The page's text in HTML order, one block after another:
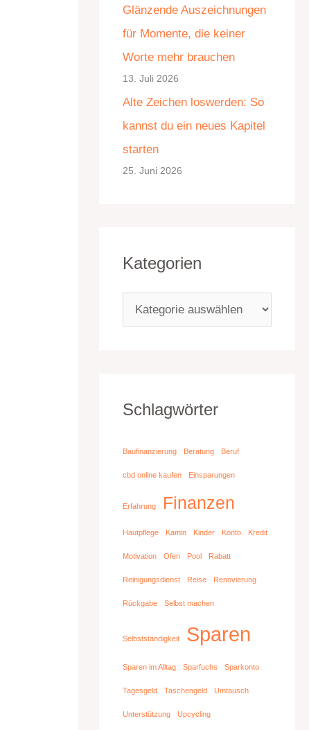
Glänzende Auszeichnungen
für Momente, die keiner
Worte mehr brauchen
13. Juli 2026
Alte Zeichen loswerden: So
kannst du ein neues Kapitel
starten
25. Juni 2026
Kategorien
e
n
Schlagwörter
Baufinanzierung Beratung Beruf
cbd online kaufen Einsparungen
Erfahrung Finanzen
Hautpflege Kamin Kinder Konto Kredit
Motivation Ofen Pool Rabatt
Reinigungsdienst Reise Renovierung
Rückgabe Selbst machen
Selbstständigkeit Sparen
Sparen im Alltag Sparfuchs Sparkonto
Tagesgeld Taschengeld Umtausch
Unterstützung Upcycling